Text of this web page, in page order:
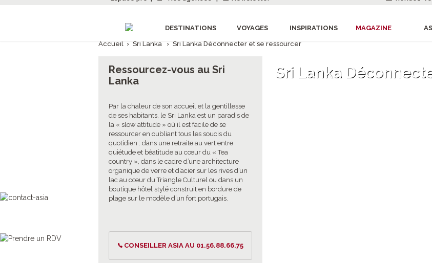
DESTINATIONS VOYAGES INSPIRATIONS MAGAZINE
Accueil › Sri Lanka › Sri Lanka Déconnecter et se ressourcer
Sri Lanka
Ressourcez-vous au Sri
Lanka
Par la chaleur de son accueil et la gentillesse
de ses habitants, le Sri Lanka est un paradis de
la « slow attitude » où il est facile de se
ressourcer en oubliant tous les soucis du
quotidien : dans une retraite au vert entre
quiétude et béatitude au cœur du « Tea
country », dans le cadre d’une architecture
organique de verre et d’acier sur les rives d’un
lac au cœur du Triangle Culturel ou dans un
boutique hôtel stylé construit en bordure de
plage sur le modèle d’un fort portugais.
CONSEILLER ASIA AU 01.56.88.66.75